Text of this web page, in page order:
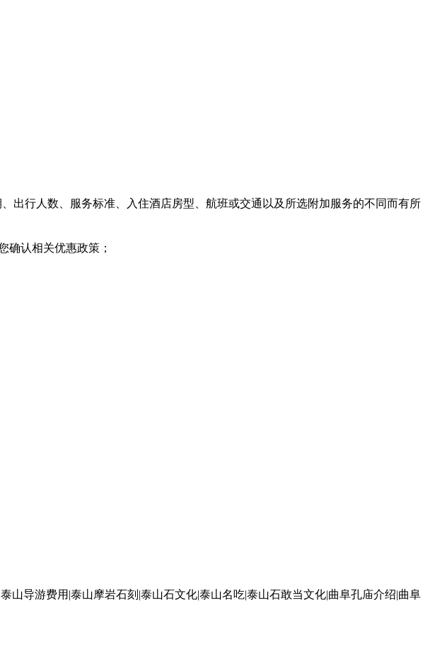
出行人数、服务标准、入住酒店房型、航班或交通以及所选附加服务的不同而有所
确认相关优惠政策；
导游费用|泰山摩岩石刻|泰山石文化|泰山名吃|泰山石敢当文化|曲阜孔庙介绍|曲阜